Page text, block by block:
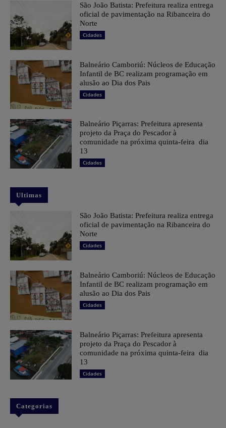
São João Batista: Prefeitura realiza entrega
oficial de pavimentação na Ribanceira do
Norte
Cidades
Balneário Camboriú: Núcleos de Educação
Infantil de BC realizam programação em
alusão ao Dia dos Pais
Cidades
Balneário Piçarras: Prefeitura apresenta
projeto da Praça do Pescador à
comunidade na próxima quinta-feira dia
13
Cidades
Ultimas
São João Batista: Prefeitura realiza entrega
oficial de pavimentação na Ribanceira do
Norte
Cidades
Balneário Camboriú: Núcleos de Educação
Infantil de BC realizam programação em
alusão ao Dia dos Pais
Cidades
Balneário Piçarras: Prefeitura apresenta
projeto da Praça do Pescador à
comunidade na próxima quinta-feira dia
13
Cidades
Categorias